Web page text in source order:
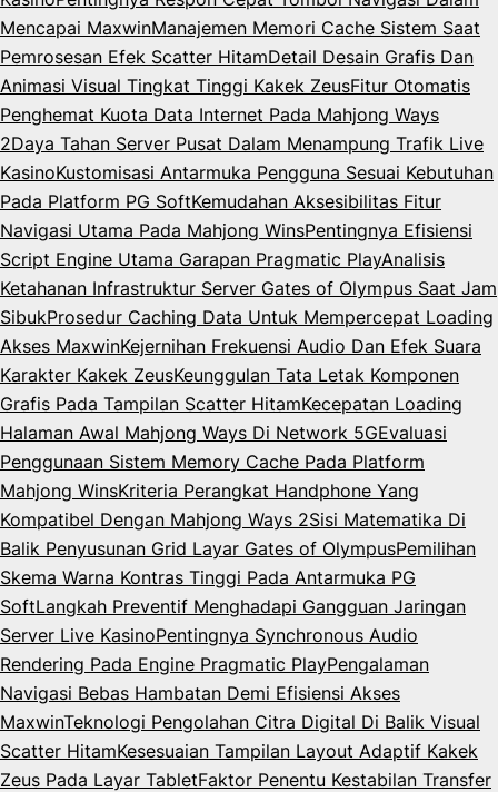
Mencapai MaxwinManajemen Memori Cache Sistem Saat
Pemrosesan Efek Scatter HitamDetail Desain Grafis Dan
Animasi Visual Tingkat Tinggi Kakek ZeusFitur Otomatis
Penghemat Kuota Data Internet Pada Mahjong Ways
2Daya Tahan Server Pusat Dalam Menampung Trafik Live
KasinoKustomisasi Antarmuka Pengguna Sesuai Kebutuhan
Pada Platform PG SoftKemudahan Aksesibilitas Fitur
Navigasi Utama Pada Mahjong WinsPentingnya Efisiensi
Script Engine Utama Garapan Pragmatic PlayAnalisis
Ketahanan Infrastruktur Server Gates of Olympus Saat Jam
SibukProsedur Caching Data Untuk Mempercepat Loading
Akses MaxwinKejernihan Frekuensi Audio Dan Efek Suara
Karakter Kakek ZeusKeunggulan Tata Letak Komponen
Grafis Pada Tampilan Scatter HitamKecepatan Loading
Halaman Awal Mahjong Ways Di Network 5GEvaluasi
Penggunaan Sistem Memory Cache Pada Platform
Mahjong WinsKriteria Perangkat Handphone Yang
Kompatibel Dengan Mahjong Ways 2Sisi Matematika Di
Balik Penyusunan Grid Layar Gates of OlympusPemilihan
Skema Warna Kontras Tinggi Pada Antarmuka PG
SoftLangkah Preventif Menghadapi Gangguan Jaringan
Server Live KasinoPentingnya Synchronous Audio
Rendering Pada Engine Pragmatic PlayPengalaman
Navigasi Bebas Hambatan Demi Efisiensi Akses
MaxwinTeknologi Pengolahan Citra Digital Di Balik Visual
Scatter HitamKesesuaian Tampilan Layout Adaptif Kakek
Zeus Pada Layar TabletFaktor Penentu Kestabilan Transfer